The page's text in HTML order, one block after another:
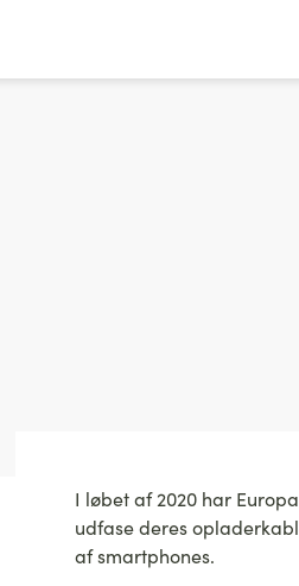
I løbet af 2020 har
udfase deres
af smartphones.